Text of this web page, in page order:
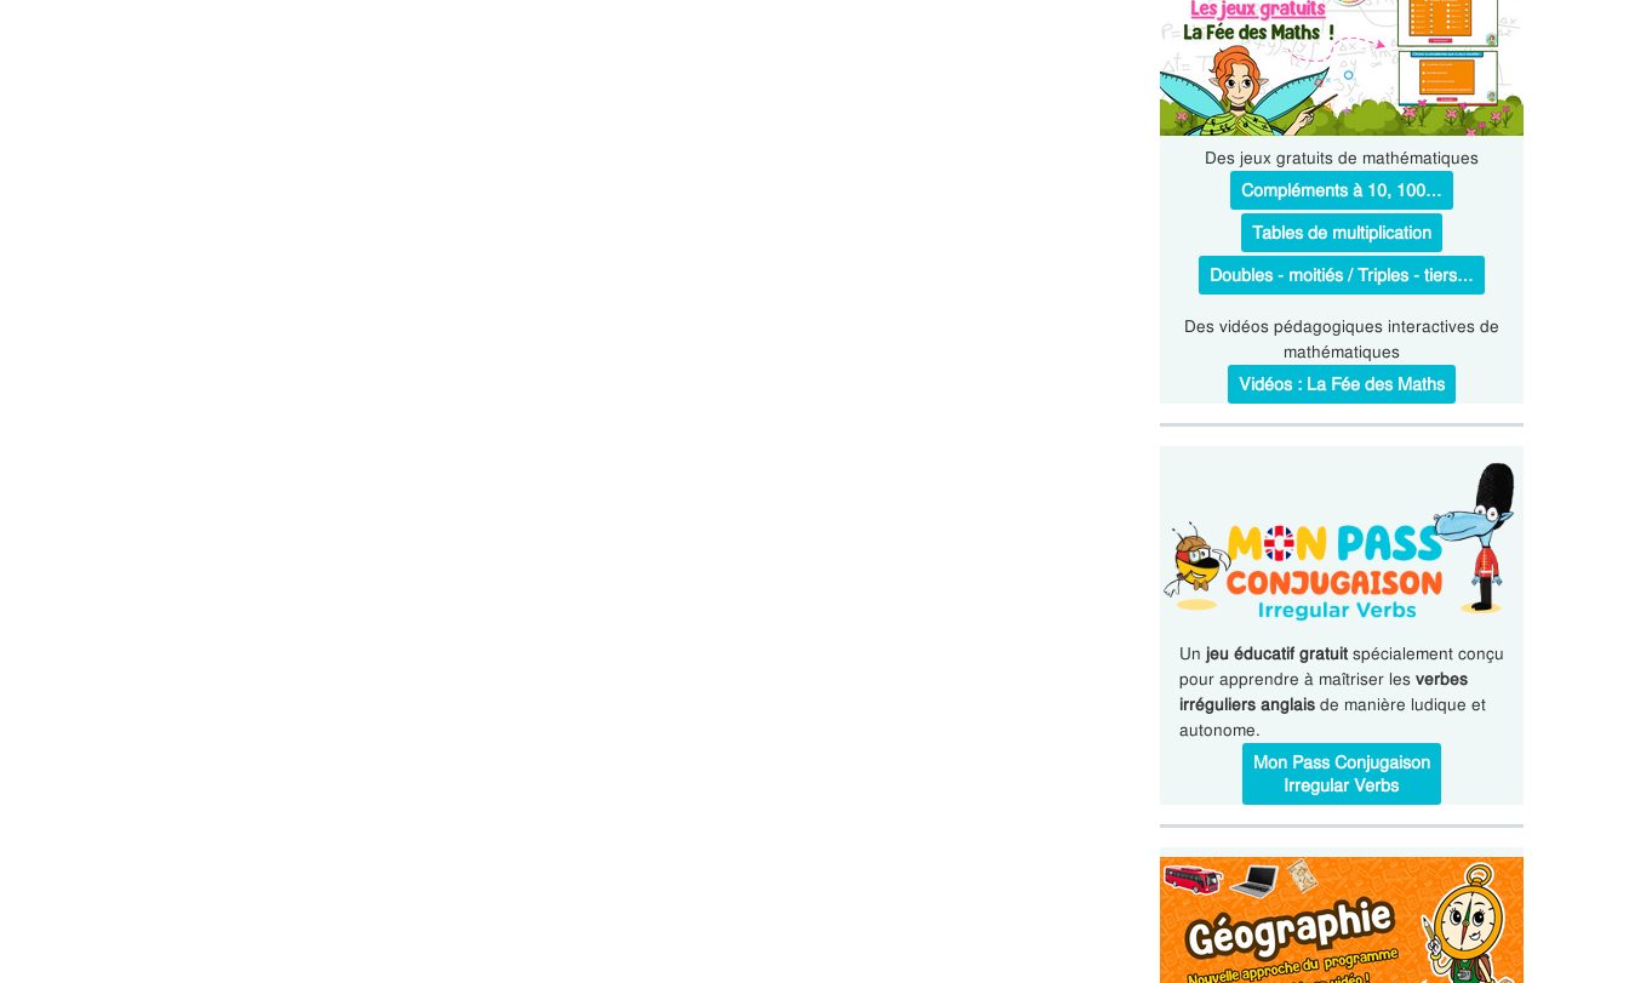
Des jeux gratuits de mathématiques
Compléments à 10, 100…
Tables de multiplication
Doubles - moitiés / Triples - tiers…
Des vidéos pédagogiques interactives de
mathématiques
Vidéos : La Fée des Maths
Un jeu éducatif gratuitspécialement conçu
pour apprendre à maîtriser les verbes
irréguliers anglaisde manière ludique et
autonome.
Mon Pass Conjugaison
Irregular Verbs